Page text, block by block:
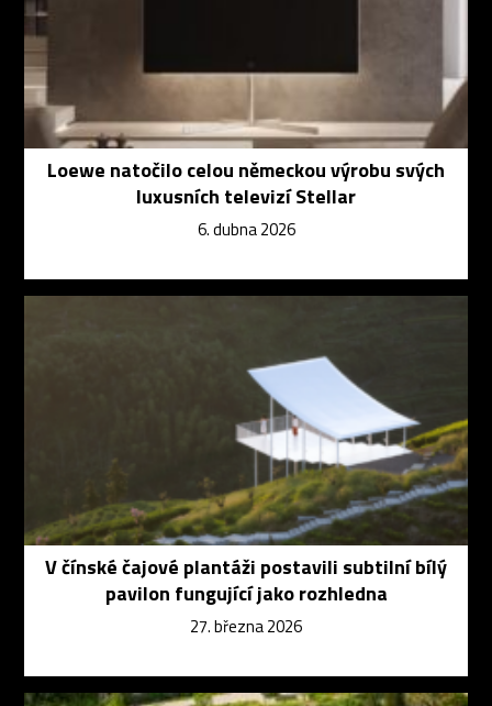
Loewe natočilo celou německou výrobu svých
luxusních televizí Stellar
6. dubna 2026
V čínské čajové plantáži postavili subtilní bílý
pavilon fungující jako rozhledna
27. března 2026